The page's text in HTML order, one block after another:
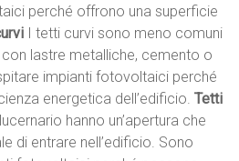
perché offrono una superficie
I tetti curvi sono meno comuni
lastre metalliche, cemento o
impianti fotovoltaici perché
energetica dell’edificio.Tetti
hanno un’apertura che
di entrare nell’edificio. Sono